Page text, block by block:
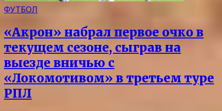
ФУТБОЛ
«Акрон» набрал первое очко в
текущем сезоне, сыграв на
выезде вничью с
«Локомотивом» в третьем туре
РПЛ